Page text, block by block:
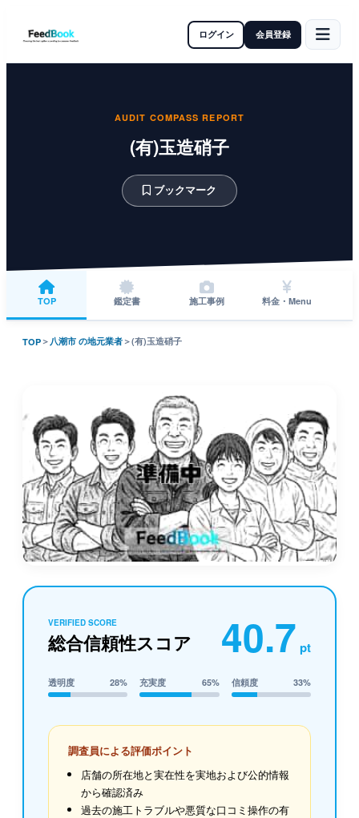
ログイン 会員登録
AUDIT COMPASS REPORT
(有)玉造硝子
ブックマーク
TOP 鑑定書 施工事例 料金・Menu
TOP＞ 八潮市 の地元業者＞(有)玉造硝子
VERIFIED SCORE
総合信頼性スコア 40.7 pt
透明度 28% 充実度 65% 信頼度 33%
調査員による評価ポイント
店舗の所在地と実在性を実地および公的情報
から確認済み
過去の施工トラブルや悪質な口コミ操作の有